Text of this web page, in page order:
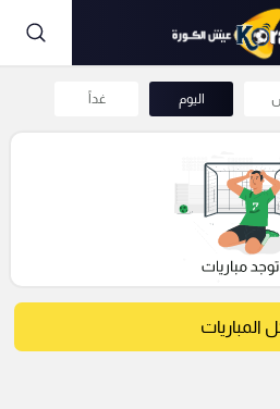
اليوم غداً
المباريات